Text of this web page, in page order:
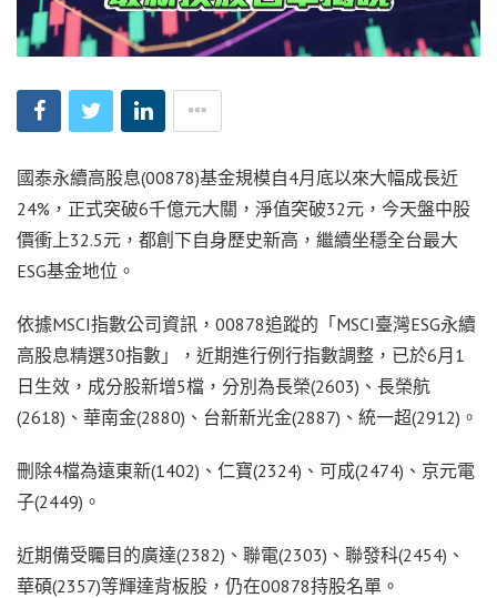
國泰永續高股息(00878)基金規模自4月底以來大幅成長近
24%，正式突破6千億元大關，淨值突破32元，今天盤中股
價衝上32.5元，都創下自身歷史新高，繼續坐穩全台最大
ESG基金地位。
依據MSCI指數公司資訊，00878追蹤的「MSCI臺灣ESG永續
高股息精選30指數」，近期進行例行指數調整，已於6月1
日生效，成分股新增5檔，分別為長榮(2603)、長榮航
(2618)、華南金(2880)、台新新光金(2887)、統一超(2912)。
刪除4檔為遠東新(1402)、仁寶(2324)、可成(2474)、京元電
子(2449)。
近期備受矚目的廣達(2382)、聯電(2303)、聯發科(2454)、
華碩(2357)等輝達背板股，仍在00878持股名單。